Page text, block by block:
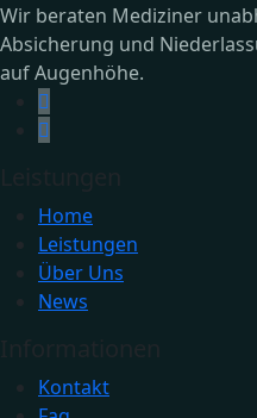
Wir beraten Mediziner
Absicherung und
auf Augenhöhe.
Home
Leistungen
Über Uns
News
Kontakt